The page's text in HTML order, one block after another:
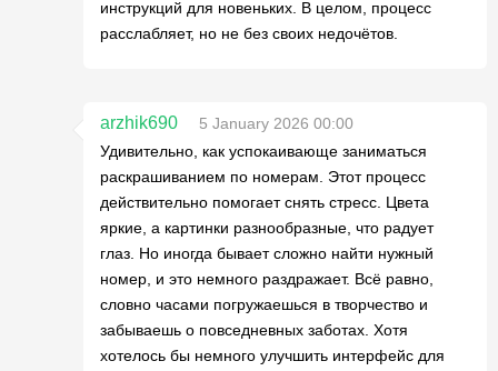
инструкций для новеньких. В целом, процесс
расслабляет, но не без своих недочётов.
arzhik690
5 January 2026 00:00
Удивительно, как успокаивающе заниматься
раскрашиванием по номерам. Этот процесс
действительно помогает снять стресс. Цвета
яркие, а картинки разнообразные, что радует
глаз. Но иногда бывает сложно найти нужный
номер, и это немного раздражает. Всё равно,
словно часами погружаешься в творчество и
забываешь о повседневных заботах. Хотя
хотелось бы немного улучшить интерфейс для